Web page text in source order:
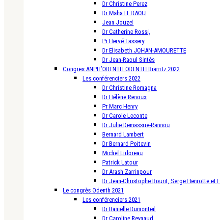
Dr Christine Perez
Dr Maha H. DAOU
Jean Jouzel
Dr Catherine Rossi,
Pr Hervé Tassery
Dr Elisabeth JOHAN-AMOURETTE
Dr Jean-Raoul Sintès
Congres ANPH’ODENTH ODENTH Biarritz 2022
Les conférenciers 2022
Dr Christine Romagna
Dr Hélène Renoux
Pr Marc Henry
Dr Carole Leconte
Dr Julie Demassue-Rannou
Bernard Lambert
Dr Bernard Poitevin
Michel Lidoreau
Patrick Latour
Dr Arash Zarrinpour
Dr Jean-Christophe Bourit, Serge Henrotte et
Le congrès Odenth 2021
Les conférenciers 2021
Dr Danielle Dumonteil
Dr Caroline Reynaud